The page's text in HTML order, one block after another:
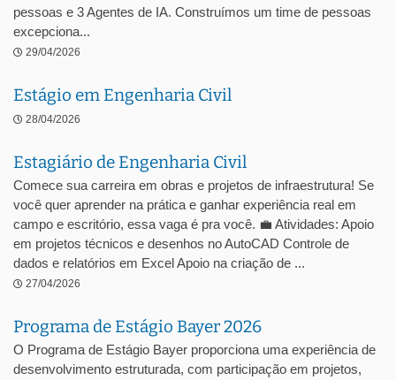
pessoas e 3 Agentes de IA. Construímos um time de pessoas
excepciona...
29/04/2026
Estágio em Engenharia Civil
28/04/2026
Estagiário de Engenharia Civil
Comece sua carreira em obras e projetos de infraestrutura! Se
você quer aprender na prática e ganhar experiência real em
campo e escritório, essa vaga é pra você. 💼 Atividades: Apoio
em projetos técnicos e desenhos no AutoCAD Controle de
dados e relatórios em Excel Apoio na criação de ...
27/04/2026
Programa de Estágio Bayer 2026
O Programa de Estágio Bayer proporciona uma experiência de
desenvolvimento estruturada, com participação em projetos,